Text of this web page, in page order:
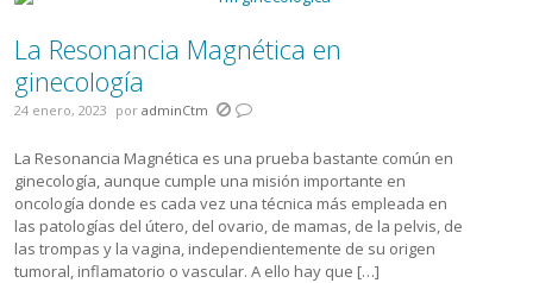
La Resonancia Magnética en
ginecología
24 enero, 2023 por adminCtm
La Resonancia Magnética es una prueba bastante común en
ginecología, aunque cumple una misión importante en
oncología donde es cada vez una técnica más empleada en
las patologías del útero, del ovario, de mamas, de la pelvis, de
las trompas y la vagina, independientemente de su origen
tumoral, inflamatorio o vascular. A ello hay que […]